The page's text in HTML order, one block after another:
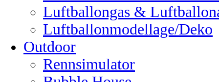
Luftballongas &
Luftballonmodellage/Deko
Outdoor
Rennsimulator